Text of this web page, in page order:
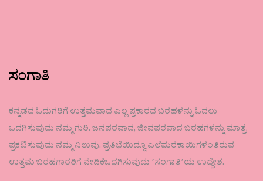
ಸಂಗಾತಿ
ಕನ್ನಡದ ಓದುಗರಿಗೆ ಉತ್ತಮವಾದ ಎಲ್ಲ ಪ್ರಕಾರದ ಬರಹಳನ್ನು ಓದಲು
ಒದಗಿಸುವುದು ನಮ್ಮ ಗುರಿ. ಜನಪರವಾದ, ಜೀವಪರವಾದ ಬರಹಗಳನ್ನು ಮಾತ್ರ
ಪ್ರಕಟಿಸುವುದು ನಮ್ಮ ನಿಲುವು. ಪ್ರತಿಭೆಯಿದ್ದೂ ಎಲೆಮರೆಕಾಯಿಗಳಂತಿರುವ
ಉತ್ತಮ ಬರಹಗಾರರಿಗೆ ವೇದಿಕೆಒದಗಿಸುವುದು ʼಸಂಗಾತಿʼಯ ಉದ್ದೇಶ.